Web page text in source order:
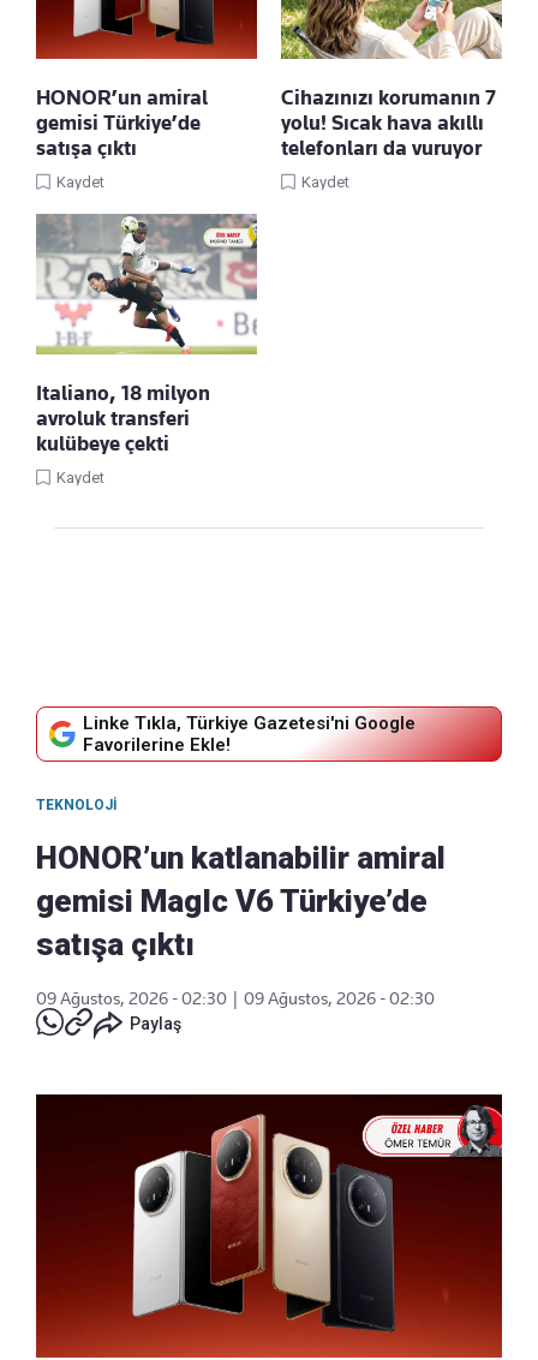
HONOR’un amiral
gemisi Türkiye’de
satışa çıktı
Kaydet
Cihazınızı korumanın 7
yolu! Sıcak hava akıllı
telefonları da vuruyor
Kaydet
Italiano, 18 milyon
avroluk transferi
kulübeye çekti
Kaydet
Linke Tıkla, Türkiye Gazetesi'ni Google
Favorilerine Ekle!
TEKNOLOJI
HONOR’un katlanabilir amiral
gemisi MagIc V6 Türkiye’de
satışa çıktı
09 Ağustos, 2026 - 02:30
09 Ağustos, 2026 - 02:30
Paylaş